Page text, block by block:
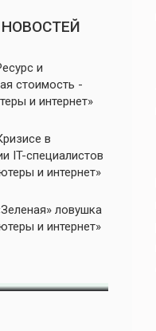
и
стоимость -
и интернет»
в
IT-специалистов
и интернет»
ловушка
и интернет»